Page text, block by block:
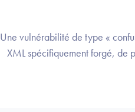
Une vulnérabilité de type «
XML spécifiquement forgé, de